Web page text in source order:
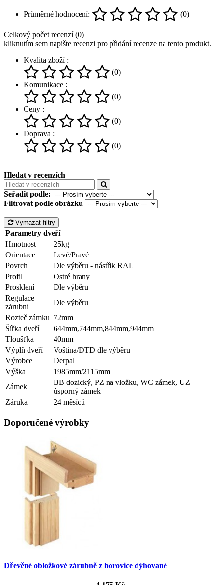
Průměrné hodnocení: (0)
Celkový počet recenzí (0)
kliknutím sem napište recenzi pro přidání recenze na tento produkt.
Kvalita zboží :
(0)
Komunikace :
(0)
Ceny :
(0)
Doprava :
(0)
Hledat v recenzích
Seřadit podle:
Filtrovat podle obrázku
Vymazat filtry
Parametry dveří
Hmotnost
25kg
Orientace
Levé/Pravé
Povrch
Dle výběru - nástřik RAL
Profil
Ostré hrany
Prosklení
Dle výběru
Regulace
zárubní
Dle výběru
Rozteč zámku 72mm
Šířka dveří
644mm,744mm,844mm,944mm
Tloušťka
40mm
Výplň dveří
Voština/DTD dle výběru
Výrobce
Derpal
Výška
1985mm/2115mm
Zámek
BB dozický, PZ na vložku, WC zámek, UZ
úsporný zámek
Záruka
24 měsíců
Doporučené výrobky
Dřevěné obložkové zárubně z borovice dýhované